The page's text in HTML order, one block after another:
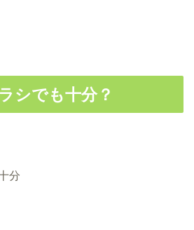
シでも十分？
分